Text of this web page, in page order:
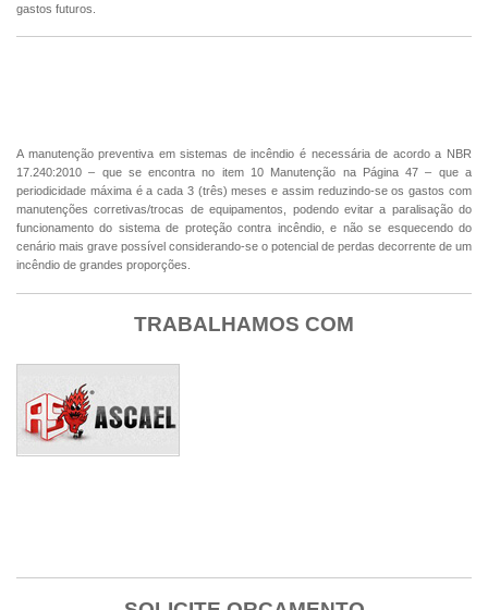
gastos futuros.
A manutenção preventiva em sistemas de incêndio é necessária de acordo a NBR
17.240:2010 – que se encontra no item 10 Manutenção na Página 47 – que a
periodicidade máxima é a cada 3 (três) meses e assim reduzindo-se os gastos com
manutenções corretivas/trocas de equipamentos, podendo evitar a paralisação do
funcionamento do sistema de proteção contra incêndio, e não se esquecendo do
cenário mais grave possível considerando-se o potencial de perdas decorrente de um
incêndio de grandes proporções.
TRABALHAMOS COM